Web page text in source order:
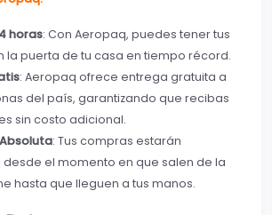
horas: Con Aeropaq, puedes tener tus
la puerta de tu casa en tiempo récord.
: Aeropaq ofrece entrega gratuita a
del país, garantizando que recibas
sin costo adicional.
: Tus compras estarán
el momento en que salen de la
hasta que lleguen a tus manos.